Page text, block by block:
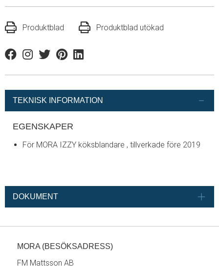
Produktblad Produktblad utökad
FacebookInstagram
TwitterPinterestLinkedin
TEKNISK INFORMATION
EGENSKAPER
För MORA IZZY köksblandare , tillverkade före 2019
DOKUMENT
MORA (BESÖKSADRESS)
FM Mattsson AB